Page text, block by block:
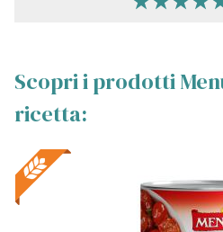
Scopri i prodotti
ricetta: